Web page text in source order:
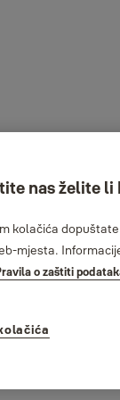
nas želite li
kolačića
mjesta.
o zaštiti